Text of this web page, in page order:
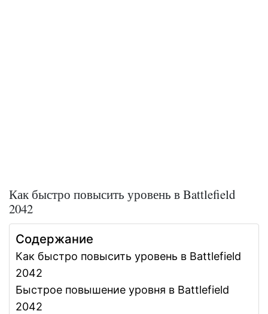
Как быстро повысить уровень в Battlefield
2042
Содержание
Как быстро повысить уровень в Battlefield
2042
Быстрое повышение уровня в Battlefield
2042